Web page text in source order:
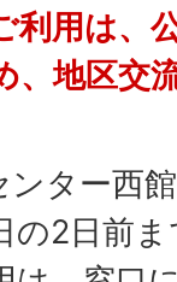
利用は、
、地区交
ンター西
の2日前